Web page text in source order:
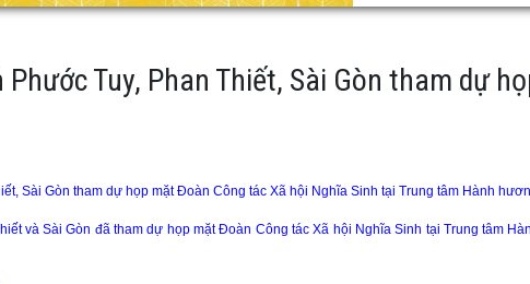
Tuy, Phan Thiết, Sài Gòn tham dự
Sài Gòn tham dự họp mặt Đoàn Công tác Xã hội Nghĩa Sinh tại Trung tâm Hành
và Sài Gòn đã tham dự họp mặt Đoàn Công tác Xã hội Nghĩa Sinh tại Trung tâm